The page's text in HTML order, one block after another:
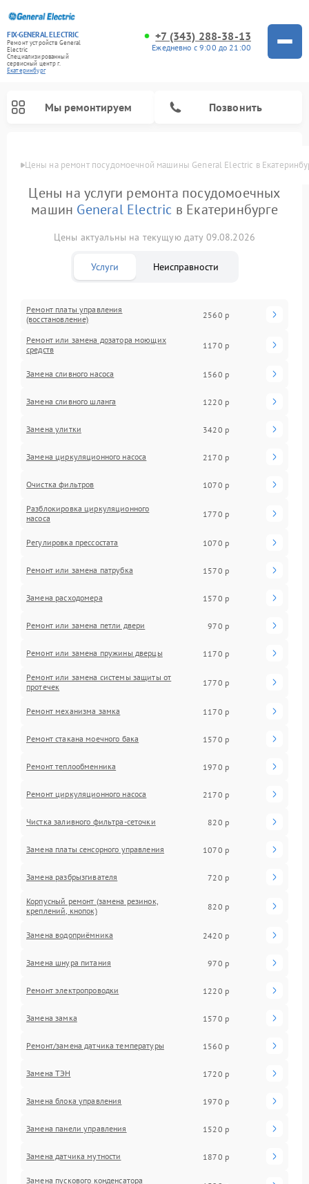
FIX-GENERAL ELECTRIC
Ремонт устройств General
Electric
Специализированный
cервисный центр г.
Екатеринбург
+7 (343) 288-38-13
Ежедневно с 9:00 до 21:00
Мы ремонтируем Позвонить
Цены на ремонт посудомоечной машины General Electric в
Цены на услуги ремонта посудомоечных
машин General Electric в Екатеринбурге
Цены актуальны на текущую дату 09.08.2026
Услуги Неисправности
Ремонт платы управления
(восстановление)
2560 р
Ремонт или замена дозатора моющих
средств
1170 р
Замена сливного насоса 1560 р
Замена сливного шланга 1220 р
Замена улитки 3420 р
Замена циркуляционного насоса 2170 р
Очистка фильтров 1070 р
Разблокировка циркуляционного
насоса
1770 р
Регулировка прессостата 1070 р
Ремонт или замена патрубка 1570 р
Замена расходомера 1570 р
Ремонт или замена петли двери 970 р
Ремонт или замена пружины дверцы 1170 р
Ремонт или замена системы защиты от
протечек
1770 р
Ремонт механизма замка 1170 р
Ремонт стакана моечного бака 1570 р
Ремонт теплообменника 1970 р
Ремонт циркуляционного насоса 2170 р
Чистка заливного фильтра-сеточки 820 р
Замена платы сенсорного управления 1070 р
Замена разбрызгивателя 720 р
Корпусный ремонт (замена резинок,
креплений, кнопок)
820 р
Замена водоприёмника 2420 р
Замена шнура питания 970 р
Ремонт электропроводки 1220 р
Замена замка 1570 р
Ремонт/замена датчика температуры 1560 р
Замена ТЭН 1720 р
Замена блока управления 1970 р
Замена панели управления 1520 р
Замена датчика мутности 1870 р
Замена пускового конденсатора